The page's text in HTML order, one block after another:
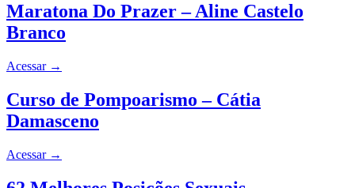
Maratona Do Prazer – Aline Castelo
Branco
Acessar →
Curso de Pompoarismo – Cátia
Damasceno
Acessar →